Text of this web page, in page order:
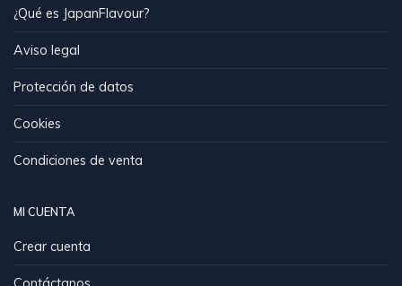
¿Qué es JapanFlavour?
Aviso legal
Protección de datos
Cookies
Condiciones de venta
MI CUENTA
Crear cuenta